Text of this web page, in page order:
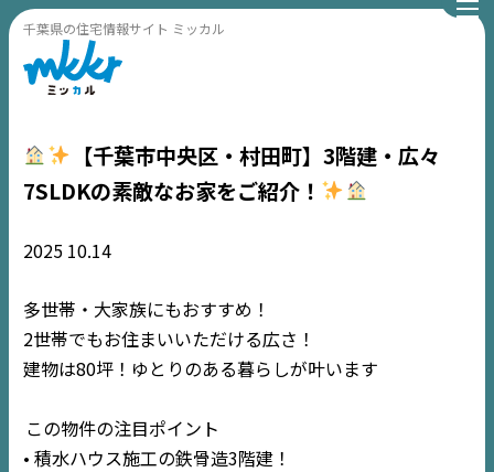
千葉県の住宅情報サイト ミッカル
【千葉市中央区・村田町】3階建・広々
7SLDKの素敵なお家をご紹介！
2025 10.14
多世帯・大家族にもおすすめ！
2世帯でもお住まいいただける広さ！
建物は80坪！ゆとりのある暮らしが叶います
この物件の注目ポイント
• 積水ハウス施工の鉄骨造3階建！